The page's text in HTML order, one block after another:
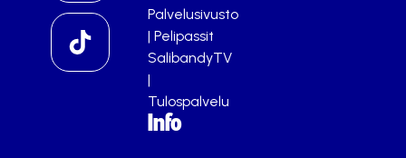
Palvelusivusto
| Pelipassit
SalibandyTV
|
Tulospalvelu
Info